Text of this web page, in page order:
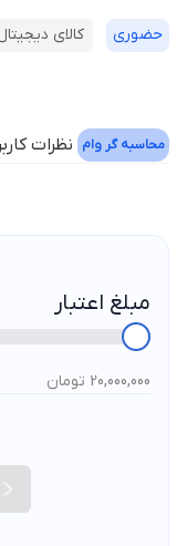
حضوری کالای
محاسبه گر وام نظرات
مبلغ اعتبار
20,000,000 تومان